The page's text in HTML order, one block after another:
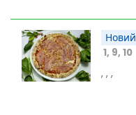
Новий
1, 9, 10
, , ,